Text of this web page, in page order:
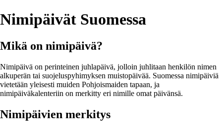
Nimipäivät Suomessa
Mikä on nimipäivä?
Nimipäivä on perinteinen juhlapäivä, jolloin juhlitaan henkilön nimen
alkuperän tai suojeluspyhimyksen muistopäivää. Suomessa nimipäiviä
vietetään yleisesti muiden Pohjoismaiden tapaan, ja
nimipäiväkalenteriin on merkitty eri nimille omat päivänsä.
Nimipäivien merkitys